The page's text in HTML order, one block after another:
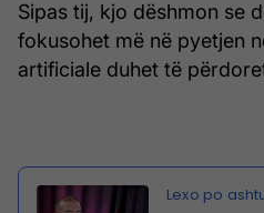
Sipas tij, kjo dëshmon se
fokusohet më në pyetjen
artificiale duhet të